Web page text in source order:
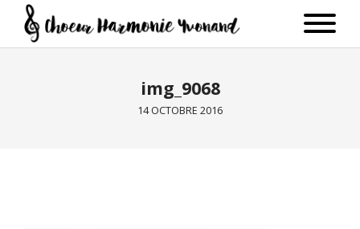
img_9068
14 OCTOBRE 2016